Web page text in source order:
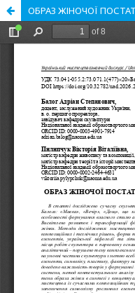
ОБРАЗ ЖІНОЧОЇ